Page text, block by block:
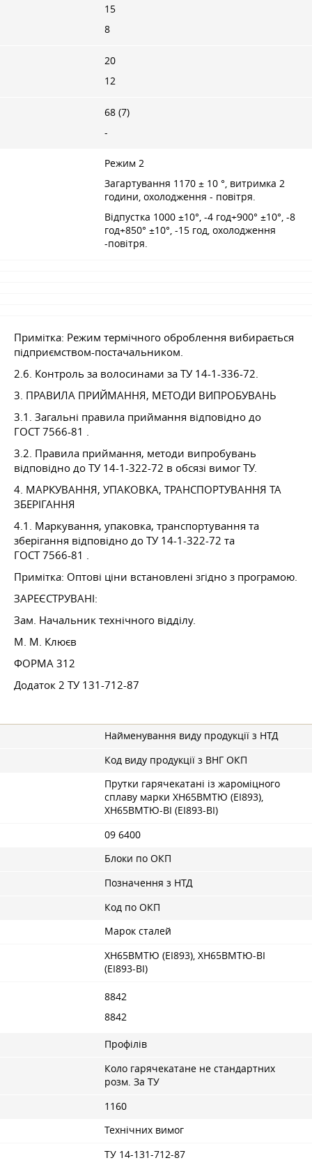
15
8
20
12
68 (7)
-
Режим 2
Загартування 1170 ± 10 °, витримка 2
години, охолодження - повітря.
Відпустка 1000 ±10°, -4 год+900° ±10°, -8
год+850° ±10°, -15 год, охолодження
-повітря.
Примітка: Режим термічного оброблення вибирається
підприємством-постачальником.
2.6. Контроль за волосинами за ТУ 14-1-336-72.
3. ПРАВИЛА ПРИЙМАННЯ, МЕТОДИ ВИПРОБУВАНЬ
3.1. Загальні правила приймання відповідно до
ГОСТ 7566-81 .
3.2. Правила приймання, методи випробувань
відповідно до ТУ 14-1-322-72 в обсязі вимог ТУ.
4. МАРКУВАННЯ, УПАКОВКА, ТРАНСПОРТУВАННЯ ТА
ЗБЕРІГАННЯ
4.1. Маркування, упаковка, транспортування та
зберігання відповідно до ТУ 14-1-322-72 та
ГОСТ 7566-81 .
Примітка: Оптові ціни встановлені згідно з програмою.
ЗАРЕЄСТРУВАНІ:
Зам. Начальник технічного відділу.
М. М. Клюєв
ФОРМА 312
Додаток 2 ТУ 131-712-87
Найменування виду продукції з НТД
Код виду продукції з ВНГ ОКП
Прутки гарячекатані із жароміцного
сплаву марки ХН65ВМТЮ (ЕІ893),
ХН65ВМТЮ-ВІ (ЕІ893-ВІ)
09 6400
Блоки по ОКП
Позначення з НТД
Код по ОКП
Марок сталей
ХН65ВМТЮ (ЕІ893), ХН65ВМТЮ-ВІ
(ЕІ893-ВІ)
8842
8842
Профілів
Коло гарячекатане не стандартних
розм. За ТУ
1160
Технічних вимог
ТУ 14-131-712-87